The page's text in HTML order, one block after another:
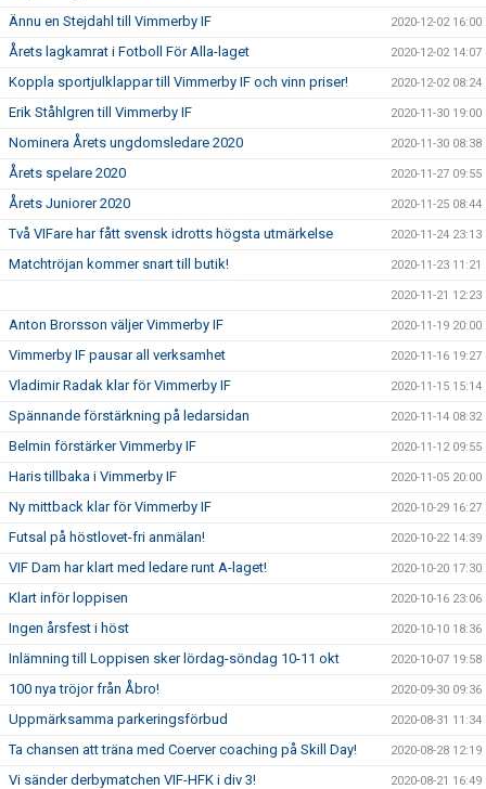
Ännu en Stejdahl till Vimmerby IF 2020-12-02 16:00
Årets lagkamrat i Fotboll För Alla-laget 2020-12-02 14:07
Koppla sportjulklappar till Vimmerby IF och vinn priser! 2020-12-02 08:24
Erik Ståhlgren till Vimmerby IF 2020-11-30 19:00
Nominera Årets ungdomsledare 2020 2020-11-30 08:38
Årets spelare 2020 2020-11-27 09:55
Årets Juniorer 2020 2020-11-25 08:44
Två VIFare har fått svensk idrotts högsta utmärkelse 2020-11-24 23:13
Matchtröjan kommer snart till butik! 2020-11-23 11:21
2020-11-21 12:23
Anton Brorsson väljer Vimmerby IF 2020-11-19 20:00
Vimmerby IF pausar all verksamhet 2020-11-16 19:27
Vladimir Radak klar för Vimmerby IF 2020-11-15 15:14
Spännande förstärkning på ledarsidan 2020-11-14 08:32
Belmin förstärker Vimmerby IF 2020-11-12 09:55
Haris tillbaka i Vimmerby IF 2020-11-05 20:00
Ny mittback klar för Vimmerby IF 2020-10-29 16:27
Futsal på höstlovet-fri anmälan! 2020-10-22 14:39
VIF Dam har klart med ledare runt A-laget! 2020-10-20 17:30
Klart inför loppisen 2020-10-16 23:06
Ingen årsfest i höst 2020-10-10 18:36
Inlämning till Loppisen sker lördag-söndag 10-11 okt 2020-10-07 19:58
100 nya tröjor från Åbro! 2020-09-30 09:36
Uppmärksamma parkeringsförbud 2020-08-31 11:34
Ta chansen att träna med Coerver coaching på Skill Day! 2020-08-28 12:19
Vi sänder derbymatchen VIF-HFK i div 3! 2020-08-21 16:49